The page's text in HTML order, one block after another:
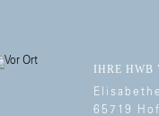
IHRE HWB
65719